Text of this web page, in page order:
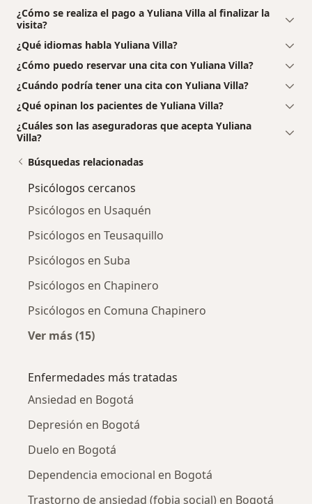
¿Cómo se realiza el pago a Yuliana Villa al finalizar la
visita?
¿Qué idiomas habla Yuliana Villa?
¿Cómo puedo reservar una cita con Yuliana Villa?
¿Cuándo podría tener una cita con Yuliana Villa?
¿Qué opinan los pacientes de Yuliana Villa?
¿Cuáles son las aseguradoras que acepta Yuliana
Villa?
Búsquedas relacionadas
Psicólogos cercanos
Psicólogos en Usaquén
Psicólogos en Teusaquillo
Psicólogos en Suba
Psicólogos en Chapinero
Psicólogos en Comuna Chapinero
Ver más (15)
Enfermedades más tratadas
Ansiedad en Bogotá
Depresión en Bogotá
Duelo en Bogotá
Dependencia emocional en Bogotá
Trastorno de ansiedad (fobia social) en Bogotá